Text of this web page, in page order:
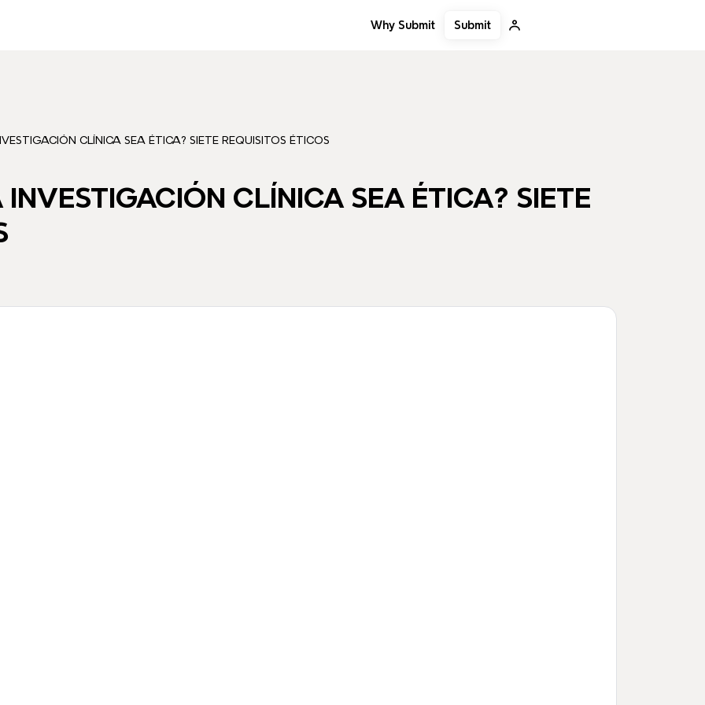
Why Submit Submit
CLÍNICA SEA ÉTICA? SIETE REQUISITOS ÉTICOS
CLÍNICA SEA ÉTICA? SIETE